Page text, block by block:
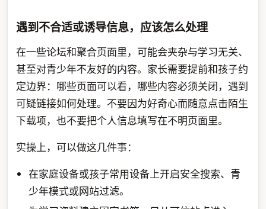
遇到不合适或诱导信息，应该怎么处理
在一些论坛和聚合页面里，可能会夹杂与学习无关、
甚至对青少年不友好的内容。家长需要提前和孩子约
定边界：哪些页面可以看，哪些内容必须关闭，遇到
可疑链接如何处理。不要因为好奇心而随意点击陌生
下载项，也不要把个人信息填写在不明页面里。
实操上，可以做这几件事：
在家庭设备或孩子常用设备上开启安全搜索、青
少年模式或网站过滤。